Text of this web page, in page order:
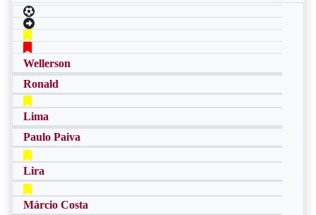
Wellerson
Ronald
Lima
Paulo Paiva
Lira
Márcio Costa